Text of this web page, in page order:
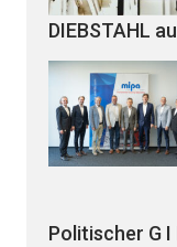
DIEBSTAHL
Politischer G I